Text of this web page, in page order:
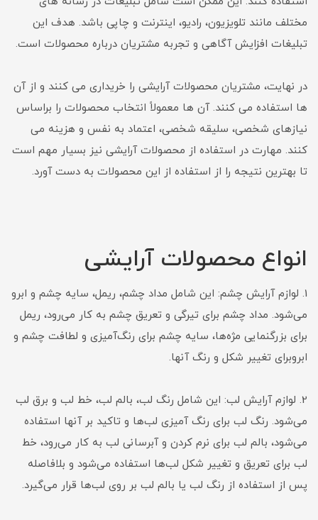
مختلف مانند تلویزیون، رادیو، اینترنت و چاپی باشد. هدف این
تبلیغات افزایش آگاهی و تجربه مشتریان درباره محصولات است.
در نهایت، مشتریان محصولات آرایشی را خریداری می کنند و از آن
ها استفاده می کنند. آن ها معمولاً انتخاب محصولات را براساس
نیازهای شخصی، سلیقه شخصی، اعتماد به نفس و هزینه می
کنند. مهارت در استفاده از محصولات آرایشی نیز بسیار مهم است
تا بهترین نتیجه را از استفاده از این محصولات به دست آورد.
انواع محصولات آرایشی
1. لوازم آرایش چشم: این شامل مداد چشم، ریمل، سایه چشم و ابرو
می‌شود. مداد چشم برای تیرگی و تعریق چشم به کار می‌رود، ریمل
برای بزرگنمایی مژه‌ها، سایه چشم برای رنگ‌آمیزی و لطافت چشم و
ابروبرای تغییر شکل و رنگ آنها.
2. لوازم آرایش لب: این شامل رنگ لب، بالم لب، خط لب و برق لب
می‌شود. رنگ لب برای رنگ آمیزی لب‌ها و تاکید بر آنها استفاده
می‌شود، بالم لب برای نرم کردن و آبرسانی لب به کار می‌رود، خط
لب برای تعریق و تغییر شکل لب‌ها استفاده می‌شود و بلافاصله
پس از استفاده از رنگ لب یا بالم لب بر روی لب‌ها قرار می‌گیرد.